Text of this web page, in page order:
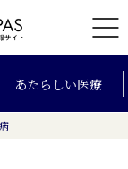
あたらしい医療